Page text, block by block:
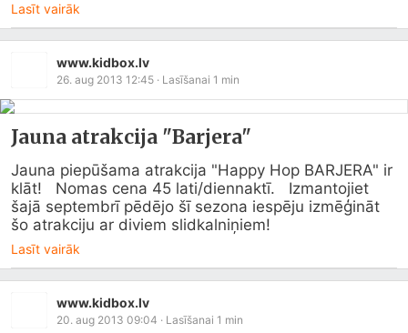
Lasīt vairāk
www.kidbox.lv
26. aug 2013 12:45 · Lasīšanai 1 min
Jauna atrakcija "Barjera"
Jauna piepūšama atrakcija "Happy Hop BARJERA" ir
klāt!   Nomas cena 45 lati/diennaktī.   Izmantojiet
šajā septembrī pēdējo šī sezona iespēju izmēģināt
šo atrakciju ar diviem slidkalniņiem!
Lasīt vairāk
www.kidbox.lv
20. aug 2013 09:04 · Lasīšanai 1 min